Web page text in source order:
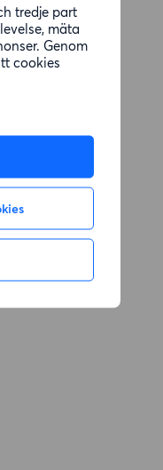
tredje part
mäta
Genom
cookies